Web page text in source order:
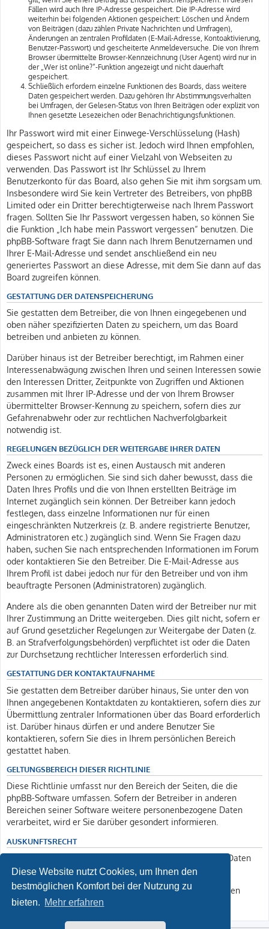
Diese Website nutzt Cookies, um Ihnen den
bestmöglichen Komfort bei der Nutzung zu
bieten. Mehr erfahren
Fällen wird auch Ihre IP-Adresse gespeichert. Die IP-Adresse wird
weiterhin bei folgenden Aktionen gespeichert: Löschen und Ändern
von Beiträgen (dazu zählen Private Nachrichten und Umfragen),
Änderungen an zentralen Profildaten (E-Mail-Adresse, Kontoaktivierung,
Benutzer-Passwort) und gescheiterte Anmeldeversuche. Die von Ihrem
Browser übermittelte Browser-Kennzeichnung (User Agent) wird nur in
der „Wer ist online?“-Funktion angezeigt und nicht dauerhaft
gespeichert.
Schließlich erfordern einzelne Funktionen des Boards, dass weitere
Daten gespeichert werden. Dazu gehören Ihr Abstimmungsverhalten
bei Umfragen, der Gelesen-Status von Ihren Beiträgen oder explizit von
Ihnen gesetzte Lesezeichen oder Benachrichtigungsfunktionen.
Ihr Passwort wird mit einer Einwege-Verschlüsselung (Hash)
gespeichert, so dass es sicher ist. Jedoch wird Ihnen empfohlen,
dieses Passwort nicht auf einer Vielzahl von Webseiten zu
verwenden. Das Passwort ist Ihr Schlüssel zu Ihrem
Benutzerkonto für das Board, also gehen Sie mit ihm sorgsam um.
Insbesondere wird Sie kein Vertreter des Betreibers, von phpBB
Limited oder ein Dritter berechtigterweise nach Ihrem Passwort
fragen. Sollten Sie Ihr Passwort vergessen haben, so können Sie
die Funktion „Ich habe mein Passwort vergessen“ benutzen. Die
phpBB-Software fragt Sie dann nach Ihrem Benutzernamen und
Ihrer E-Mail-Adresse und sendet anschließend ein neu
generiertes Passwort an diese Adresse, mit dem Sie dann auf das
Board zugreifen können.
GESTATTUNG DER DATENSPEICHERUNG
Sie gestatten dem Betreiber, die von Ihnen eingegebenen und
oben näher spezifizierten Daten zu speichern, um das Board
betreiben und anbieten zu können.
Darüber hinaus ist der Betreiber berechtigt, im Rahmen einer
Interessenabwägung zwischen Ihren und seinen Interessen sowie
den Interessen Dritter, Zeitpunkte von Zugriffen und Aktionen
zusammen mit Ihrer IP-Adresse und der von Ihrem Browser
übermittelter Browser-Kennung zu speichern, sofern dies zur
Gefahrenabwehr oder zur rechtlichen Nachverfolgbarkeit
notwendig ist.
REGELUNGEN BEZÜGLICH DER WEITERGABE IHRER DATEN
Zweck eines Boards ist es, einen Austausch mit anderen
Personen zu ermöglichen. Sie sind sich daher bewusst, dass die
Daten Ihres Profils und die von Ihnen erstellten Beiträge im
Internet zugänglich sein können. Der Betreiber kann jedoch
festlegen, dass einzelne Informationen nur für einen
eingeschränkten Nutzerkreis (z. B. andere registrierte Benutzer,
Administratoren etc.) zugänglich sind. Wenn Sie Fragen dazu
haben, suchen Sie nach entsprechenden Informationen im Forum
oder kontaktieren Sie den Betreiber. Die E-Mail-Adresse aus
Ihrem Profil ist dabei jedoch nur für den Betreiber und von ihm
beauftragte Personen (Administratoren) zugänglich.
Andere als die oben genannten Daten wird der Betreiber nur mit
Ihrer Zustimmung an Dritte weitergeben. Dies gilt nicht, sofern er
auf Grund gesetzlicher Regelungen zur Weitergabe der Daten (z.
B. an Strafverfolgungsbehörden) verpflichtet ist oder die Daten
zur Durchsetzung rechtlicher Interessen erforderlich sind.
GESTATTUNG DER KONTAKTAUFNAHME
Sie gestatten dem Betreiber darüber hinaus, Sie unter den von
Ihnen angegebenen Kontaktdaten zu kontaktieren, sofern dies zur
Übermittlung zentraler Informationen über das Board erforderlich
ist. Darüber hinaus dürfen er und andere Benutzer Sie
kontaktieren, sofern Sie dies in Ihrem persönlichen Bereich
gestattet haben.
GELTUNGSBEREICH DIESER RICHTLINIE
Diese Richtlinie umfasst nur den Bereich der Seiten, die die
phpBB-Software umfassen. Sofern der Betreiber in anderen
Bereichen seiner Software weitere personenbezogene Daten
verarbeitet, wird er Sie darüber gesondert informieren.
AUSKUNFTSRECHT
Der Betreiber erteilt Ihnen auf Anfrage Auskunft, welche Daten
über Sie gespeichert sind.
Sie können jederzeit die Löschung bzw. Sperrung Ihrer Daten
verlangen. Kontaktieren Sie hierzu bitte den Betreiber.